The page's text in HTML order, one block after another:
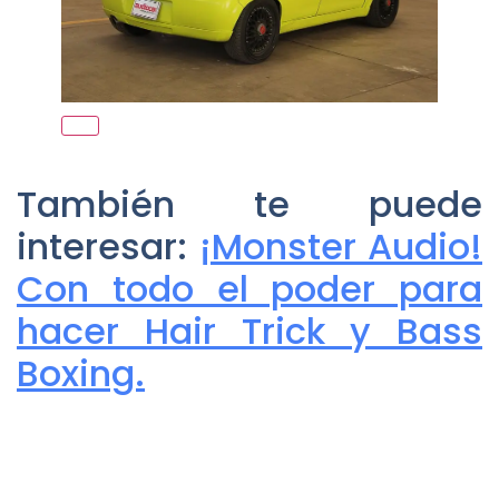
También te puede
interesar: ¡Monster Audio!
Con todo el poder para
hacer Hair Trick y Bass
Boxing.